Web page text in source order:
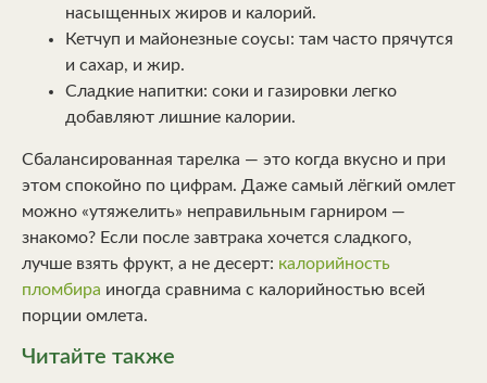
насыщенных жиров и калорий.
Кетчуп и майонезные соусы: там часто прячутся
и сахар, и жир.
Сладкие напитки: соки и газировки легко
добавляют лишние калории.
Сбалансированная тарелка — это когда вкусно и при
этом спокойно по цифрам. Даже самый лёгкий омлет
можно «утяжелить» неправильным гарниром —
знакомо? Если после завтрака хочется сладкого,
лучше взять фрукт, а не десерт: калорийность
пломбира иногда сравнима с калорийностью всей
порции омлета.
Читайте также